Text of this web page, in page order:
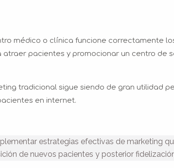
médico o clínica funcione correctamente
pacientes y promocionar un centro de
tradicional sigue siendo de gran utilidad
en internet.
estrategias efectivas de marketing
de nuevos pacientes y posterior